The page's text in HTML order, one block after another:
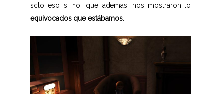
solo eso si no, que ademas, nos mostraron lo
equivocados que estábamos.